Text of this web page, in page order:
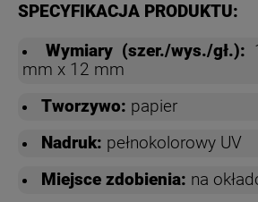
SPECYFIKACJA PRODUKTU:
Wymiary (szer./wys./gł.):
mm x 12 mm
Tworzywo: papier
Nadruk: pełnokolorowy UV
Miejsce zdobienia: na